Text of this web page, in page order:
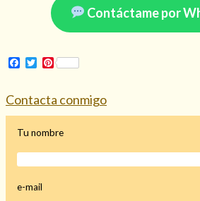
Consulta de tarot online
Contáctame por
Facebook
Twitter
Pinterest
Contacta conmigo
Tu nombre
e-mail